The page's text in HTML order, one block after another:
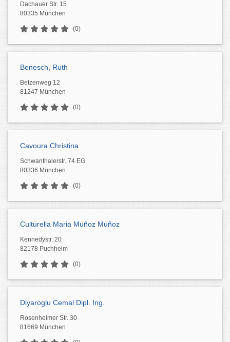
Dachauer Str. 15
80335 München
(0)
Benesch, Ruth
Betzenweg 12
81247 München
(0)
Cavoura Christina
Schwanthalerstr. 74 EG
80336 München
(0)
Culturella Maria Muñoz Muñoz
Kennedystr. 20
82178 Puchheim
(0)
Diyaroglu Cemal Dipl. Ing.
Rosenheimer Str. 30
81669 München